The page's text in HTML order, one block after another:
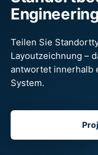
Teilen Sie
Layoutzeichnung –
antwortet innerhalb
System.